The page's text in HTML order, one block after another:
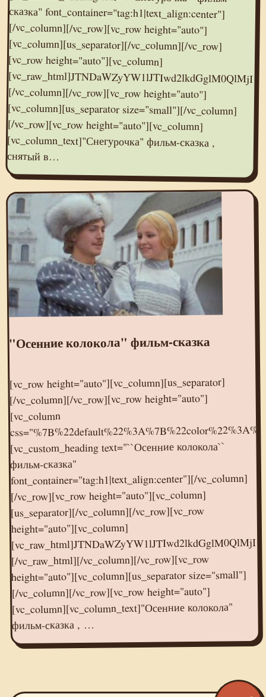
снятый в…
"Осенние колокола" фильм-сказка
[vc_row height="auto"][vc_column][us_separator]
[/vc_column][/vc_row][vc_row height="auto"]
[vc_column
[vc_custom_heading text="``Осенние колокола``
фильм-сказка"
font_container="tag:h1|text_align:center"][/vc_column]
[/vc_row][vc_row height="auto"][vc_column]
[us_separator][/vc_column][/vc_row][vc_row
height="auto"][vc_column]
[vc_raw_html]JTNDaWZyYW1lJTIwd2lkdGglM0QlMjI1NjAlMjIlMjBoZWlnaHQlM0QlMjIzMTUlMjIlMjBzcmMlM0QlMjIlMkYlMkZvay5ydSUyRnZpZGVvZW1iZWQlMkYyNzA2NzE3MjgwODc2JTNGbm9jaGF0JTNEMSUyMiUyMGZyYW1lYm9yZGVyJTNEJTIyMCUyMiUyMGFsbG93JTNEJTIyYXV0b3BsYXklMjIlMjBhbGxvd2Z1bGxzY3JlZW4lM0UlM0MlMkZpZnJhbWUlM0U=
[/vc_raw_html][/vc_column][/vc_row][vc_row
height="auto"][vc_column][us_separator size="small"]
[/vc_column][/vc_row][vc_row height="auto"]
[vc_column][vc_column_text]"Осенние колокола"
фильм-сказка , …